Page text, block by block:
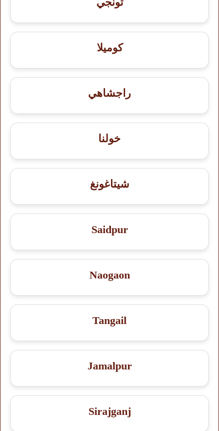
تونجي
كوميلا
راجشاهي
خولنا
شيتاغونغ
Saidpur
Naogaon
Tangail
Jamalpur
Sirajganj